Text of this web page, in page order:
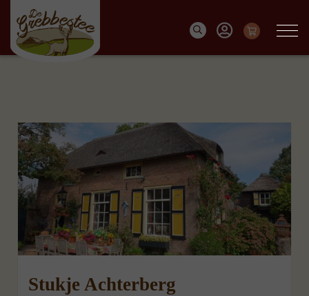
Stukje Achterberg